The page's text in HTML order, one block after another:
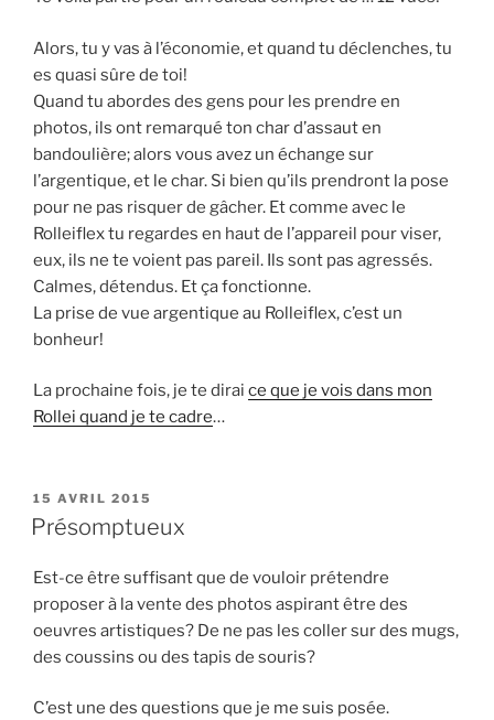
Alors, tu y vas à l’économie, et quand tu déclenches, tu
es quasi sûre de toi!
Quand tu abordes des gens pour les prendre en
photos, ils ont remarqué ton char d’assaut en
bandoulière; alors vous avez un échange sur
l’argentique, et le char. Si bien qu’ils prendront la pose
pour ne pas risquer de gâcher. Et comme avec le
Rolleiflex tu regardes en haut de l’appareil pour viser,
eux, ils ne te voient pas pareil. Ils sont pas agressés.
Calmes, détendus. Et ça fonctionne.
La prise de vue argentique au Rolleiflex, c’est un
bonheur!
La prochaine fois, je te dirai ce que je vois dans mon
Rollei quand je te cadre…
PUBLIÉ
LE
15 AVRIL 2015
Présomptueux
Est-ce être suffisant que de vouloir prétendre
proposer à la vente des photos aspirant être des
oeuvres artistiques? De ne pas les coller sur des mugs,
des coussins ou des tapis de souris?
C’est une des questions que je me suis posée.